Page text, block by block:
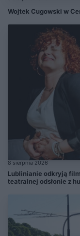
Wojtek Cugowski w
8 sierpnia 2026
Lublinianie odkryją
teatralnej odsłonie z